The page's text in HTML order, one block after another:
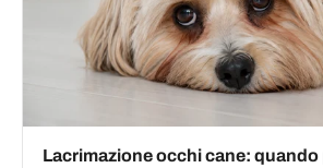
Lacrimazione occhi cane: quando